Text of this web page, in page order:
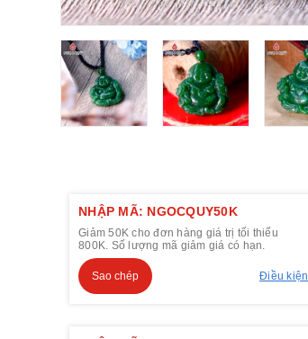
NHẬP MÃ: NGOCQUY50K
Giảm 50K cho đơn hàng giá trị tối thiểu
800K. Số lượng mã giảm giá có hạn.
Sao chép Điều kiện